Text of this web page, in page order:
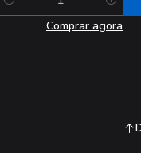
Comprar agora